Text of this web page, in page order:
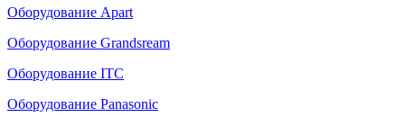
Оборудование Apart
Оборудование Grandsream
Оборудование ITC
Оборудование Panasonic